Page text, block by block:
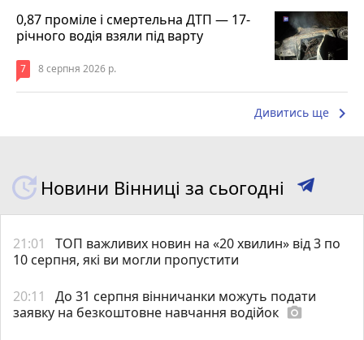
0,87 проміле і смертельна ДТП — 17-
річного водія взяли під варту
7 8 серпня 2026 р.
Дивитись ще keyboard_arrow_right
Новини Вінниці за сьогодні
21:01
ТОП важливих новин на «20 хвилин» від 3 по
10 серпня, які ви могли пропустити
20:11
До 31 серпня вінничанки можуть подати
заявку на безкоштовне навчання водійок photo_camera